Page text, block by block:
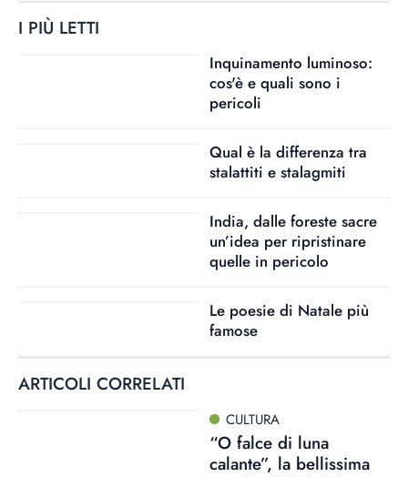
I PIÙ LETTI
Inquinamento luminoso:
cos'è e quali sono i
pericoli
Qual è la differenza tra
stalattiti e stalagmiti
India, dalle foreste sacre
un’idea per ripristinare
quelle in pericolo
Le poesie di Natale più
famose
ARTICOLI CORRELATI
CULTURA
“O falce di luna
calante”, la bellissima